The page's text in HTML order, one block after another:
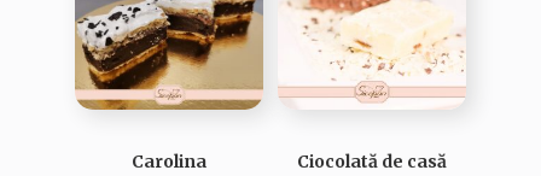
Carolina Ciocolată de casă